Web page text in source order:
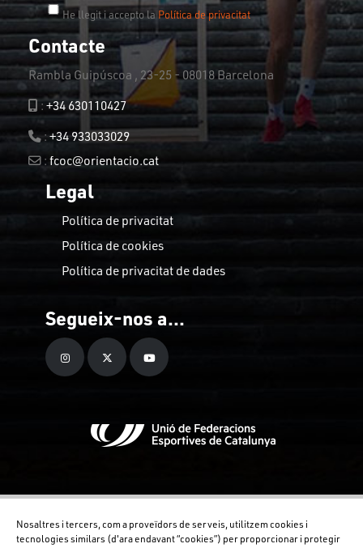
He llegit i accepto la Política de privacitat
Contacte
Rambla Guipúscoa , 23-25 - 08018 Barcelona
:+34 630110427
:+34 933033029
: fcoc@orientacio.cat
Legal
Política de privacitat
Política de cookies
Política de privacitat de dades
Segueix-nos a...
Nosaltres i tercers, com a proveïdors de serveis, utilitzem cookies i
tecnologies similars (d'ara endavant “cookies”) per proporcionar i protegir